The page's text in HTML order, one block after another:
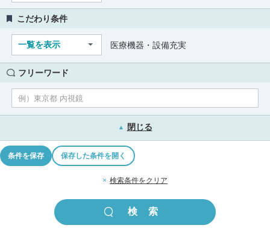
こだわり条件
一覧を表示 医療機器・設備充実
フリーワード
▲ 閉じる
条件を保存 保存した条件を開く
× 検索条件をクリア